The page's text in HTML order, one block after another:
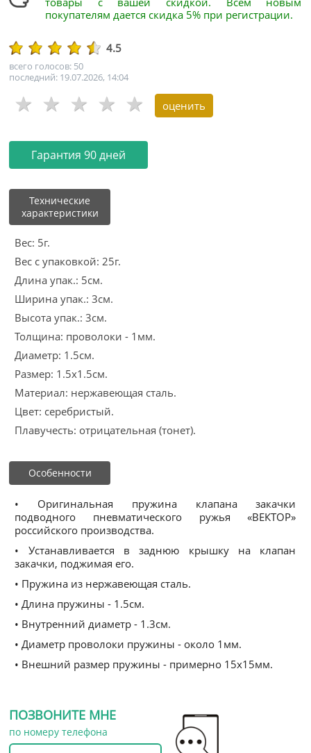
покупателям дается скидка 5% при регистрации.
4.5
всего голосов: 50
последний: 19.07.2026, 14:04
Гарантия 90 дней
Технические
характеристики
Вес: 5г.
Вес с упаковкой: 25г.
Длина упак.: 5см.
Ширина упак.: 3см.
Высота упак.: 3см.
Толщина: проволоки - 1мм.
Диаметр: 1.5см.
Размер: 1.5х1.5см.
Материал: нержавеющая сталь.
Цвет: серебристый.
Плавучесть: отрицательная (тонет).
Особенности
• Оригинальная пружина клапана закачки
подводного пневматического ружья «ВЕКТОР»
российского производства.
• Устанавливается в заднюю крышку на клапан
закачки, поджимая его.
• Пружина из нержавеющая сталь.
• Длина пружины - 1.5см.
• Внутренний диаметр - 1.3см.
• Диаметр проволоки пружины - около 1мм.
• Внешний размер пружины - примерно 15х15мм.
ПОЗВОНИТЕ МНЕ
по номеру телефона